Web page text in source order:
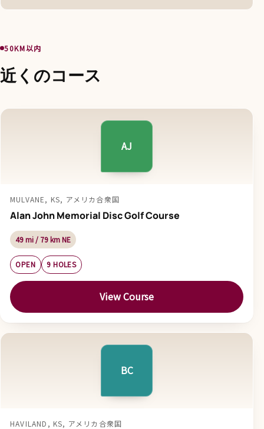
50KM以内
近くのコース
AJ
MULVANE, KS, アメリカ合衆国
Alan John Memorial Disc Golf Course
49 mi / 79 km NE
OPEN 9 HOLES
View Course
BC
HAVILAND, KS, アメリカ合衆国